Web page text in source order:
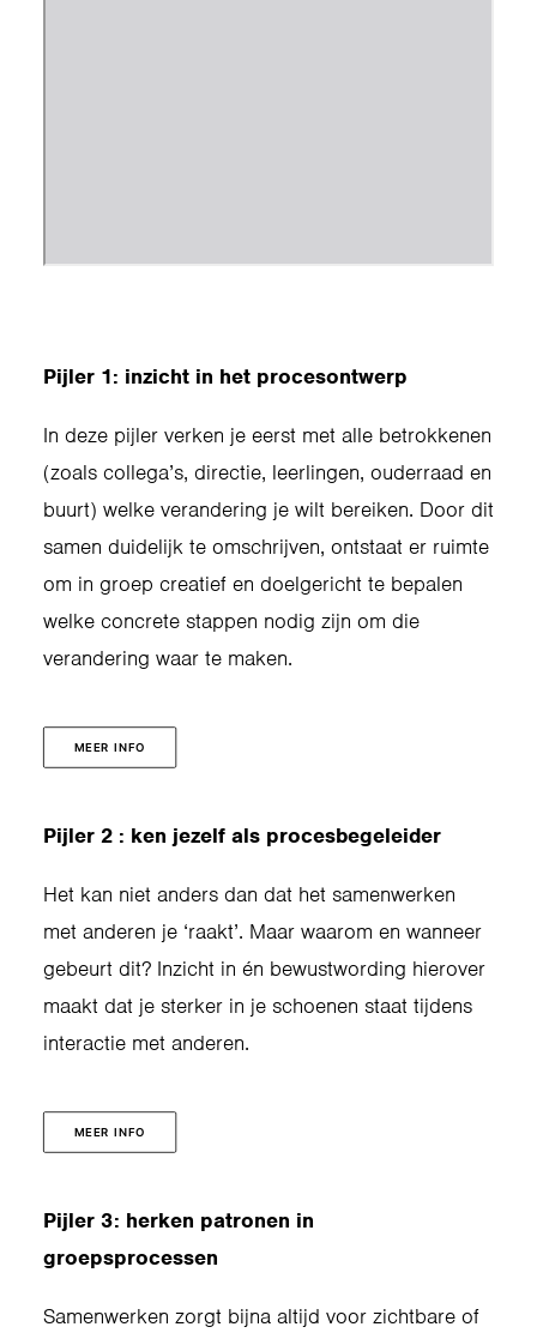
Pijler 1: inzicht in het procesontwerp
In deze pijler verken je eerst met alle betrokkenen
(zoals collega’s, directie, leerlingen, ouderraad en
buurt) welke verandering je wilt bereiken. Door dit
samen duidelijk te omschrijven, ontstaat er ruimte
om in groep creatief en doelgericht te bepalen
welke concrete stappen nodig zijn om die
verandering waar te maken.
MEER INFO
Pijler 2 : ken jezelf als procesbegeleider
Het kan niet anders dan dat het samenwerken
met anderen je ‘raakt’. Maar waarom en wanneer
gebeurt dit? Inzicht in én bewustwording hierover
maakt dat je sterker in je schoenen staat tijdens
interactie met anderen.
MEER INFO
Pijler 3: herken patronen in
groepsprocessen
Samenwerken zorgt bijna altijd voor zichtbare of